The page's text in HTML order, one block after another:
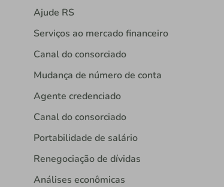
Ajude RS
Serviços ao mercado financeiro
Canal do consorciado
Mudança de número de conta
Agente credenciado
Canal do consorciado
Portabilidade de salário
Renegociação de dívidas
Análises econômicas